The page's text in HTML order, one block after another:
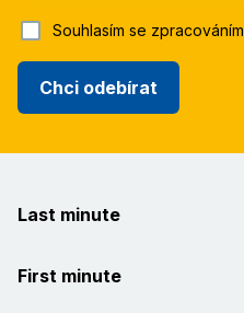
Chci odebírat
Souhlasím se zpracováním
Last minute
First minute